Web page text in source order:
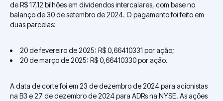
de R$ 17,12 bilhões em dividendos intercalares, com base no
balanço de 30 de setembro de 2024. O pagamento foi feito em
duas parcelas:
20 de fevereiro de 2025: R$ 0,66410331 por ação;
20 de março de 2025: R$ 0,66410330 por ação.
A data de corte foi em 23 de dezembro de 2024 para acionistas
na B3 e 27 de dezembro de 2024 para ADRs na NYSE. As ações